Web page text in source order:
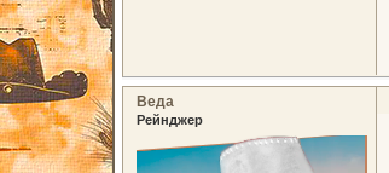
Веда
Рейнджер